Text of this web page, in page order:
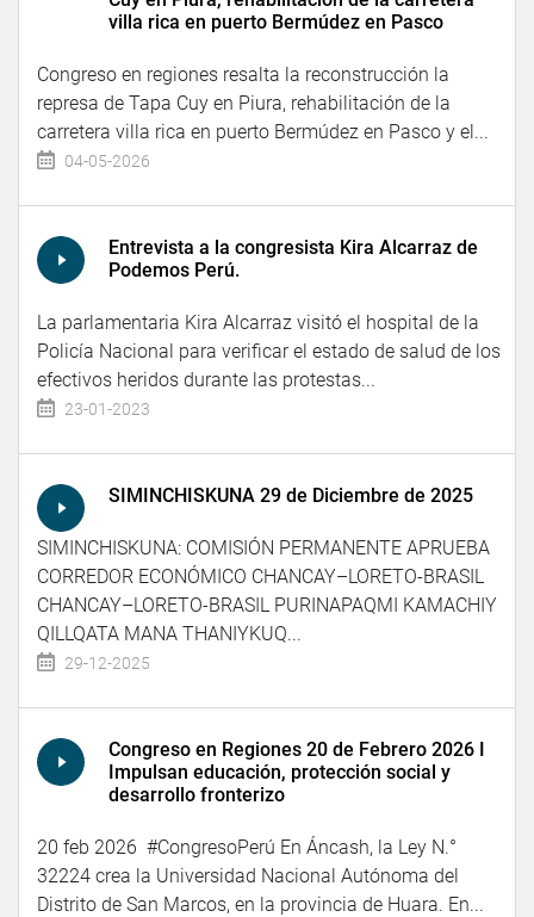
villa rica en puerto Bermúdez en Pasco
Congreso en regiones resalta la reconstrucción la
represa de Tapa Cuy en Piura, rehabilitación de la
carretera villa rica en puerto Bermúdez en Pasco y el...
04-05-2026
Entrevista a la congresista Kira Alcarraz de
Podemos Perú.
La parlamentaria Kira Alcarraz visitó el hospital de la
Policía Nacional para verificar el estado de salud de los
efectivos heridos durante las protestas...
23-01-2023
SIMINCHISKUNA 29 de Diciembre de 2025
SIMINCHISKUNA: COMISIÓN PERMANENTE APRUEBA
CORREDOR ECONÓMICO CHANCAY–LORETO-BRASIL
CHANCAY–LORETO-BRASIL PURINAPAQMI KAMACHIY
QILLQATA MANA THANIYKUQ...
29-12-2025
Congreso en Regiones 20 de Febrero 2026 I
Impulsan educación, protección social y
desarrollo fronterizo
20 feb 2026 #CongresoPerú En Áncash, la Ley N.°
32224 crea la Universidad Nacional Autónoma del
Distrito de San Marcos, en la provincia de Huara. En...